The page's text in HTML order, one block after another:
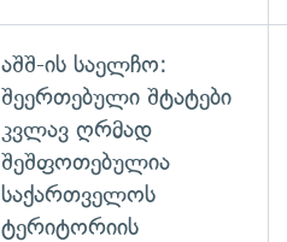
აშშ-ის საელჩო:
შეერთებული შტატები
კვლავ ღრმად
შეშფოთებულია
საქართველოს
ტერიტორიის